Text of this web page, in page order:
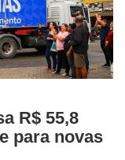
R$ 55,8
para novas